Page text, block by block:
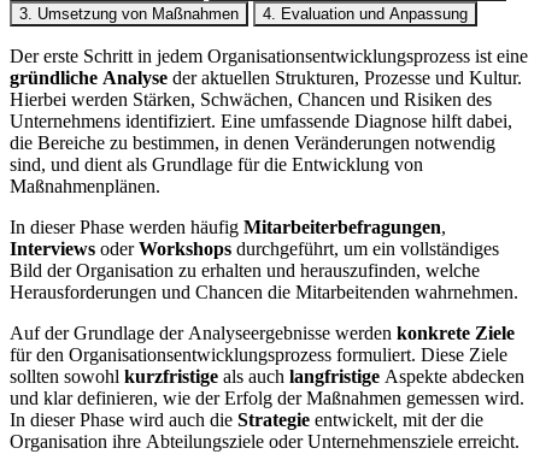
3. Umsetzung von Maßnahmen
4. Evaluation und Anpassung
Der erste Schritt in jedem Organisationsentwicklungsprozess ist eine
gründliche Analyse der aktuellen Strukturen, Prozesse und Kultur.
Hierbei werden Stärken, Schwächen, Chancen und Risiken des
Unternehmens identifiziert. Eine umfassende Diagnose hilft dabei,
die Bereiche zu bestimmen, in denen Veränderungen notwendig
sind, und dient als Grundlage für die Entwicklung von
Maßnahmenplänen.
In dieser Phase werden häufig Mitarbeiterbefragungen,
Interviews oderWorkshops durchgeführt, um ein vollständiges
Bild der Organisation zu erhalten und herauszufinden, welche
Herausforderungen und Chancen die Mitarbeitenden wahrnehmen.
Auf der Grundlage der Analyseergebnisse werden konkrete Ziele
für den Organisationsentwicklungsprozess formuliert. Diese Ziele
sollten sowohl kurzfristige als auch langfristige Aspekte abdecken
und klar definieren, wie der Erfolg der Maßnahmen gemessen wird.
In dieser Phase wird auch die Strategie entwickelt, mit der die
Organisation ihre Abteilungsziele oder Unternehmensziele erreicht.